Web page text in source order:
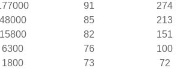
91 274
48000 85 213
15800 82 151
6300 76 100
1800 73 72